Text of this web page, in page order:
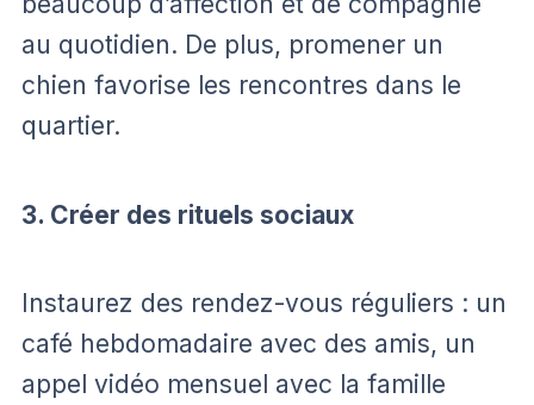
au quotidien. De plus, promener un
chien favorise les rencontres dans le
quartier.
3. Créer des rituels sociaux
Instaurez des rendez-vous réguliers : un
café hebdomadaire avec des amis, un
appel vidéo mensuel avec la famille